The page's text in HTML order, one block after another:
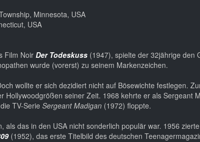
Minnesota, USA
USA
Film Noir Der Todeskuss (1947), spielte der 32jährige den
wurde (vorerst) zu seinem Markenzeichen.
wollte er sich dezidiert nicht auf Bösewichte festlegen.
Hollywoodgrößen seiner Zeit. 1968 kehrte er als Sergeant
TV-Serie Sergeant Madigan (1972) floppte.
als das in den USA nicht sonderlich populär war. 1956
(1952), das erste Titelbild des deutschen